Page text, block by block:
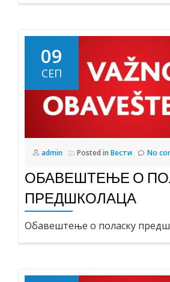
09
СЕП
admin Posted in Вести No
ОБАВЕШТЕЊЕ О
ПРЕДШКОЛАЦА
Обавештење о поласку